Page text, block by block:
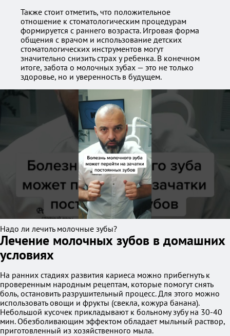
Также стоит отметить, что положительное
отношение к стоматологическим процедурам
формируется с раннего возраста. Игровая форма
общения с врачом и использование детских
стоматологических инструментов могут
значительно снизить страх у ребенка. В конечном
итоге, забота о молочных зубах — это не только
здоровье, но и уверенность в будущем.
Надо ли лечить молочные зубы?
Лечение молочных зубов в домашних
условиях
На ранних стадиях развития кариеса можно прибегнуть к
проверенным народным рецептам, которые помогут снять
боль, остановить разрушительный процесс. Для этого можно
использовать овощи и фрукты (свекла, кожура банана).
Небольшой кусочек прикладывают к больному зубу на 30-40
мин. Обезболивающим эффектом обладает мыльный раствор,
приготовленный из хозяйственного мыла.